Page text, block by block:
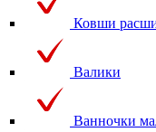
Ковши
Валики
Ванночки